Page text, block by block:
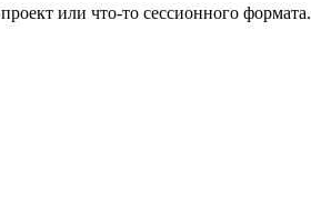
проект или что-то сессионного формата.